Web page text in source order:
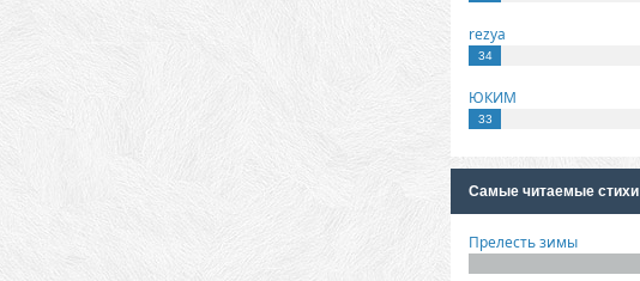
rezya
34
ЮКИМ
33
Самые читаемые стихи
Прелесть зимы